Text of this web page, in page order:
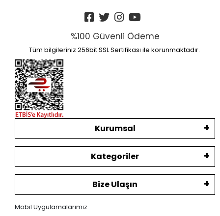
%100 Güvenli Ödeme
Tüm bilgileriniz 256bit SSL Sertifikası ile korunmaktadır.
Kurumsal
Kategoriler
Bize Ulaşın
Mobil Uygulamalarımız